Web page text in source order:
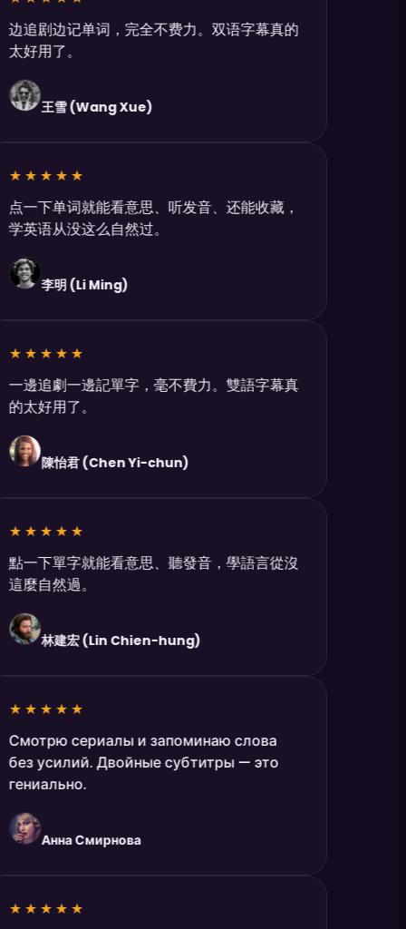
边追剧边记单词，完全不费力。双语字幕真的
太好用了。
王雪 (Wang Xue)
★★★★★
点一下单词就能看意思、听发音、还能收藏，
学英语从没这么自然过。
李明 (Li Ming)
★★★★★
一邊追劇一邊記單字，毫不費力。雙語字幕真
的太好用了。
陳怡君 (Chen Yi-chun)
★★★★★
點一下單字就能看意思、聽發音，學語言從沒
這麼自然過。
林建宏 (Lin Chien-hung)
★★★★★
Смотрю сериалы и запоминаю слова
без усилий. Двойные субтитры — это
гениально.
Анна Смирнова
★★★★★